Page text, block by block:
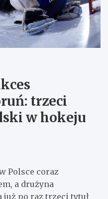
trzeci
w hokeju
Polsce coraz
a drużyna
już po raz trzeci tytuł